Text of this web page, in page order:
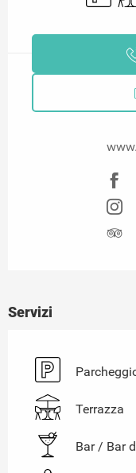
Servizi
Terrazza
Bar / Bar